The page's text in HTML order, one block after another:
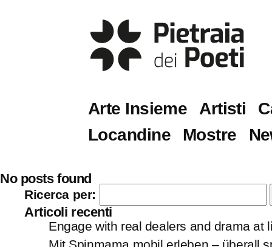
Arte Insieme Artisti
Locandine
Mostre
No posts found
Ricerca per:
Articoli recenti
Engage with real dealers and drama at
Mit Spinmama mobil erleben – überall